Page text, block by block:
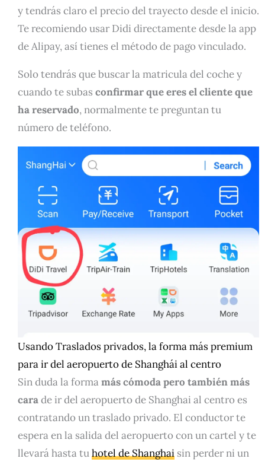
y tendrás claro el precio del trayecto desde el inicio.
Te recomiendo usar Didi directamente desde la app
de Alipay, así tienes el método de pago vinculado.
Solo tendrás que buscar la matricula del coche y
cuando te subas confirmar que eres el cliente que
ha reservado, normalmente te preguntan tu
número de teléfono.
Usando Traslados privados, la forma más premium
para ir del aeropuerto de Shanghái al centro
Sin duda la formamás cómoda pero también más
carade ir del aeropuerto de Shanghai al centro es
contratando un traslado privado. El conductor te
espera en la salida del aeropuerto con un cartel y te
llevará hasta tuhotel de Shanghai sin perder ni un